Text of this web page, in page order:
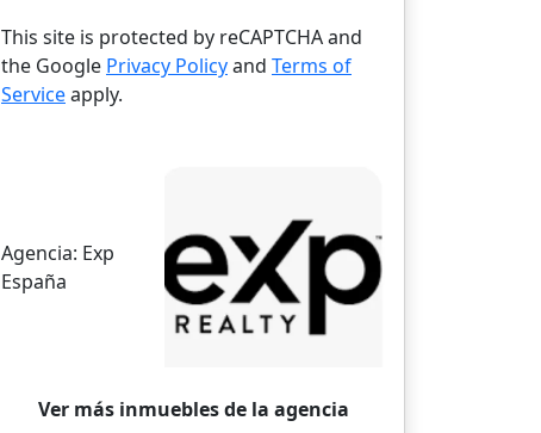
This site is protected by reCAPTCHA and
the Google Privacy Policyand Terms of
Serviceapply.
Agencia: Exp
España
Ver más inmuebles de la agencia